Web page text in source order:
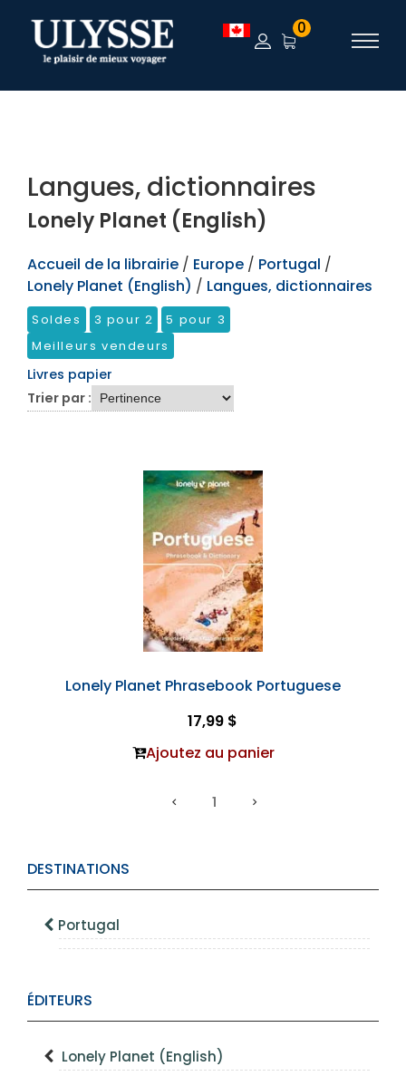
TEST 0
DESTINATIONS
Portugal
ÉDITEURS
Lonely Planet (English)
Langues, dictionnaires
Lonely Planet (English)
Accueil de la librairie / Europe / Portugal /
Lonely Planet (English) / Langues, dictionnaires
Soldes 3 pour 2
5 pour 3
Meilleurs vendeurs
Livres papier
Trier par :
Lonely Planet Phrasebook Portuguese
17,99 $
Ajoutez au panier
1